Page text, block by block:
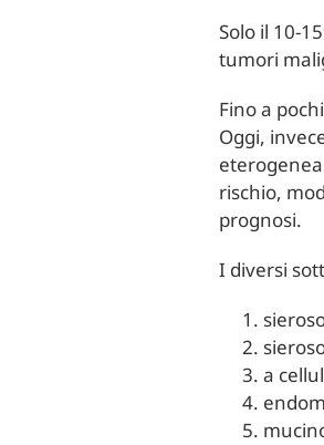
Solo il 10-
tumori
Fino a
Oggi,
rischio,
prognosi.
I diversi
a